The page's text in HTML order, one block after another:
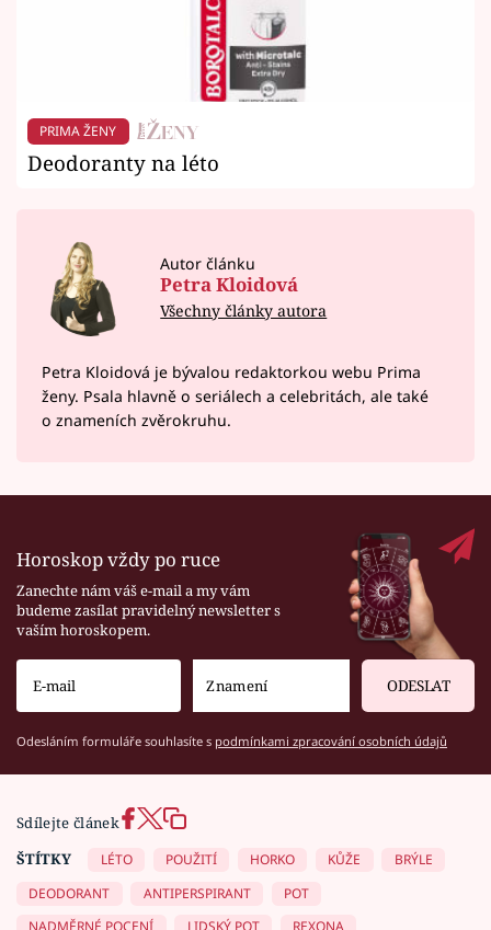
PRIMA ŽENY
Deodoranty na léto
Autor článku
Petra Kloidová
Všechny články autora
Petra Kloidová je bývalou redaktorkou webu Prima
ženy. Psala hlavně o seriálech a celebritách, ale také
o znameních zvěrokruhu.
Horoskop vždy po ruce
Zanechte nám váš e-mail a my vám
budeme zasílat pravidelný newsletter s
vaším horoskopem.
ODESLAT
Odesláním formuláře souhlasíte s podmínkami zpracování osobních údajů
Sdílejte článek
ŠTÍTKY
LÉTO POUŽITÍ HORKO KŮŽE
BRÝLE
DEODORANT
ANTIPERSPIRANT
POT